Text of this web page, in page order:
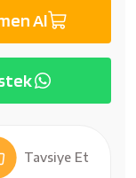
Al
Tavsiye Et